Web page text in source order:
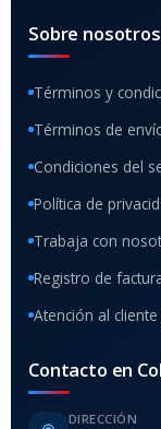
Sobre
Términos y
Términos de
Condiciones del
Política de
Trabaja con
Registro de
Atención al
Contacto en
DIRECCIÓN